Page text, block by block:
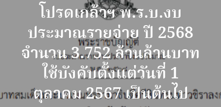
โปรดเกล้าฯ พ.ร.บ.งบ
ประมาณรายจ่าย ปี 2568
จำนวน 3.752 ล้านล้านบาท
ใช้บังคับตั้งแต่วันที่ 1
ตุลาคม 2567 เป็นต้นไป